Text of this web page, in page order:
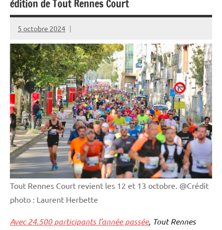
édition de Tout Rennes Court
5 octobre 2024
Rédaction
JRS
Tout Rennes Court revient les 12 et 13 octobre. @Crédit
photo : Laurent Herbette
Avec 24.500 participants l’année passée, Tout Rennes